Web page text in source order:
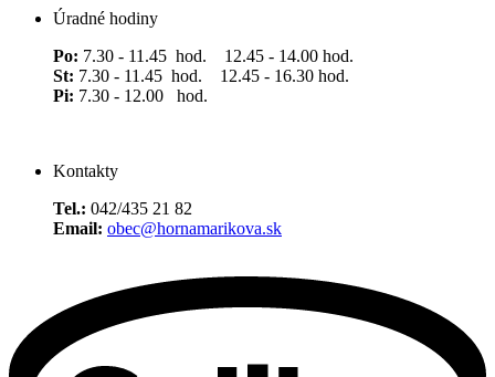
Úradné hodiny
Po: 7.30 - 11.45 hod. 12.45 - 14.00 hod.
St: 7.30 - 11.45 hod. 12.45 - 16.30 hod.
Pi: 7.30 - 12.00 hod.
Kontakty
Tel.: 042/435 21 82
Email: obec@hornamarikova.sk